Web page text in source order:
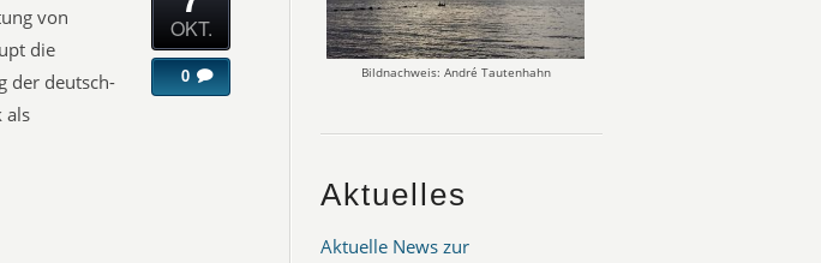
von
die
der deutsch-
als
OKT.
0 Bildnachweis: André Tautenhahn
Aktuelles
Aktuelle News zur